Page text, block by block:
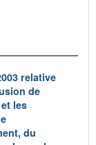
relative
de
les
du